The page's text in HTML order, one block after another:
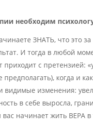
необходим
ЗНАТЬ, что это
И тогда в любой
приходит с претензией:
когда и
видимые изменения:
в себе выросла,
начинает жить ВЕРА в